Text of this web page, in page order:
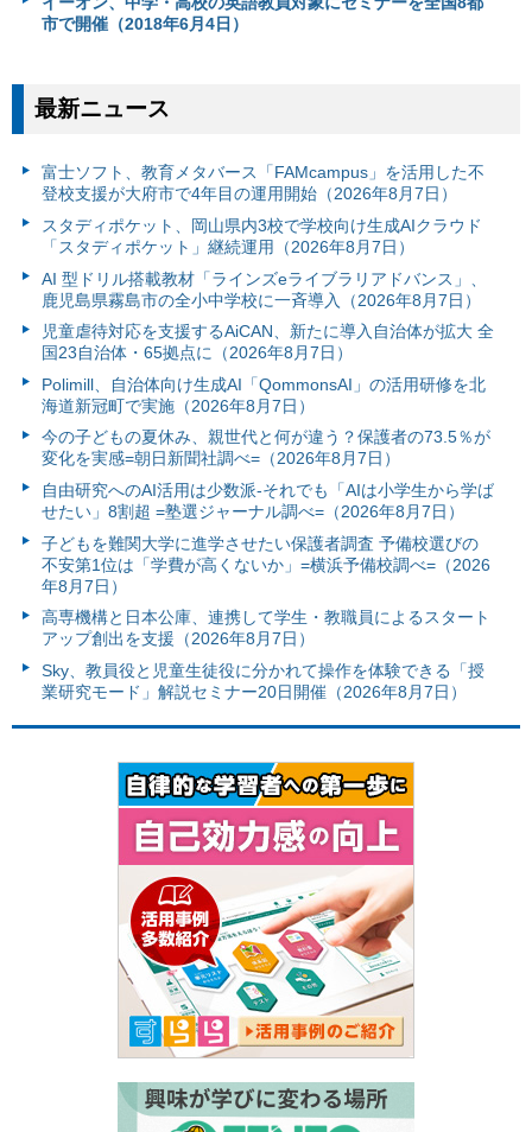
市で開催（2018年6月4日）
最新ニュース
富⼠ソフト、教育メタバース「FAMcampus」を活用した不
登校支援が大府市で4年目の運用開始（2026年8月7日）
スタディポケット、岡山県内3校で学校向け生成AIクラウド
「スタディポケット」継続運用（2026年8月7日）
AI 型ドリル搭載教材「ラインズeライブラリアドバンス」、
鹿児島県霧島市の全小中学校に一斉導入（2026年8月7日）
児童虐待対応を支援するAiCAN、新たに導入自治体が拡大 全
国23自治体・65拠点に（2026年8月7日）
Polimill、自治体向け生成AI「QommonsAI」の活用研修を北
海道新冠町で実施（2026年8月7日）
今の子どもの夏休み、親世代と何が違う？保護者の73.5％が
変化を実感=朝日新聞社調べ=（2026年8月7日）
自由研究へのAI活用は少数派-それでも「AIは小学生から学ば
せたい」8割超 =塾選ジャーナル調べ=（2026年8月7日）
子どもを難関大学に進学させたい保護者調査 予備校選びの
不安第1位は「学費が高くないか」=横浜予備校調べ=（2026
年8月7日）
高専機構と日本公庫、連携して学生・教職員によるスタート
アップ創出を支援（2026年8月7日）
Sky、教員役と児童生徒役に分かれて操作を体験できる「授
業研究モード」解説セミナー20日開催（2026年8月7日）